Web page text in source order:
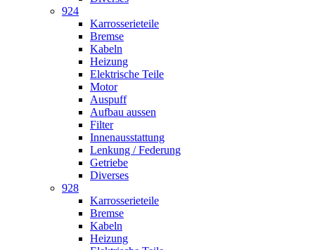
924
Karrosserieteile
Bremse
Kabeln
Heizung
Elektrische Teile
Motor
Auspuff
Aufbau aussen
Filter
Innenausstattung
Lenkung / Federung
Getriebe
Diverses
928
Karrosserieteile
Bremse
Kabeln
Heizung